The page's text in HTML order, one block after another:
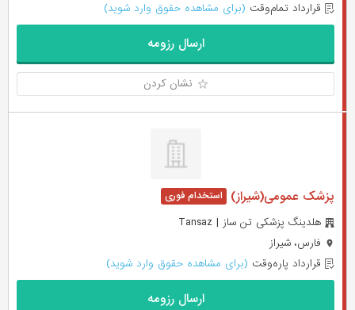
قرارداد تمام‌وقت (برای مشاهده حقوق وارد شوید)
ارسال رزومه
نشان کردن
پزشک عمومی(شیراز)
هلدينگ پزشكی تن ساز | Tansaz
فارس، شیراز
قرارداد پاره‌وقت (برای مشاهده حقوق وارد شوید)
ارسال رزومه